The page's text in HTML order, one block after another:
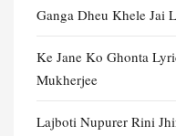
Ganga Dheu Khele Jai
Ke Jane Ko Ghonta
Mukherjee
Lajboti Nupurer Rini Jhini